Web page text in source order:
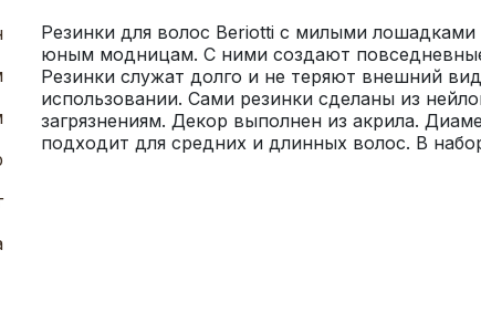
Резинки для волос Beriotti с милыми
юным модницам. С ними создают
Резинки служат долго и не теряют внешний
использовании. Сами резинки сделаны из
загрязнениям. Декор выполнен из акрила.
подходит для средних и длинных волос. В